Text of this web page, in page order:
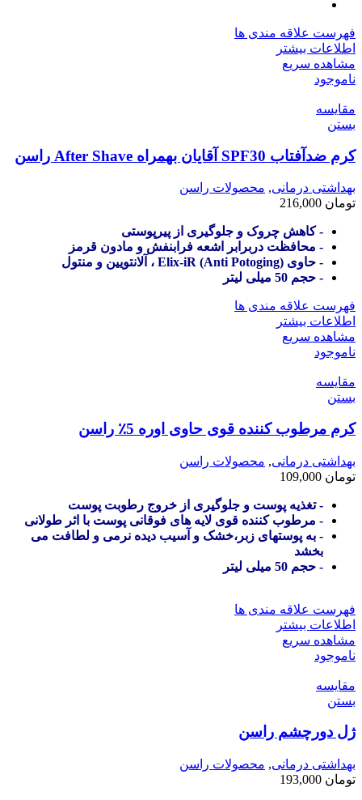
فهرست علاقه مندی ها
اطلاعات بیشتر
مشاهده سریع
ناموجود
مقایسه
بستن
کرم ضدآفتاب SPF30 آقایان بهمراه After Shave راسن
بهداشتی درمانی, محصولات راسن
تومان
- کاهش چروک و جلوگیری از پیرپوستی
- محافظت دربرابر اشعه فرابنفش و مادون قرمز
- حاوی (Anti Potoging) Elix-iR ، آلانتویین و منتول
- حجم 50 میلی لیتر
فهرست علاقه مندی ها
اطلاعات بیشتر
مشاهده سریع
ناموجود
مقایسه
بستن
کرم مرطوب کننده قوی حاوی اوره 5٪ راسن
بهداشتی درمانی, محصولات راسن
تومان
- تغذیه پوست و جلوگیری از خروج رطوبت پوست
- مرطوب کننده قوی لایه های فوقانی پوست با اثر طولانی
- به پوستهای زبر،خشک و آسیب دیده نرمی و لطافت می
بخشد
- حجم 50 میلی لیتر
فهرست علاقه مندی ها
اطلاعات بیشتر
مشاهده سریع
ناموجود
مقایسه
بستن
ژل دورچشم راسن
بهداشتی درمانی, محصولات راسن
تومان